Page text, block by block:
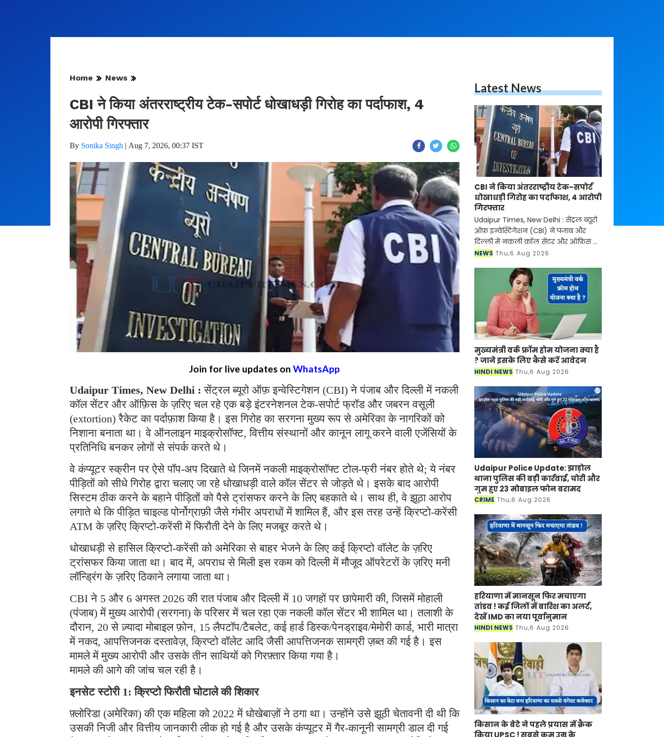
Home News
CBI ने किया अंतरराष्ट्रीय टेक-सपोर्ट धोखाधड़ी गिरोह का पर्दाफाश, 4
आरोपी गिरफ्तार
By Sonika Singh | Aug 7, 2026, 00:37 IST
Join for live updates on WhatsApp
Udaipur Times, New Delhi :सेंट्रल ब्यूरो ऑफ़ इन्वेस्टिगेशन (CBI) ने पंजाब और दिल्ली में नकली
कॉल सेंटर और ऑफ़िस के ज़रिए चल रहे एक बड़े इंटरनेशनल टेक-सपोर्ट फ्रॉड और जबरन वसूली
(extortion) रैकेट का पर्दाफ़ाश किया है। इस गिरोह का सरगना मुख्य रूप से अमेरिका के नागरिकों को
निशाना बनाता था। वे ऑनलाइन माइक्रोसॉफ्ट, वित्तीय संस्थानों और कानून लागू करने वाली एजेंसियों के
प्रतिनिधि बनकर लोगों से संपर्क करते थे।
वे कंप्यूटर स्क्रीन पर ऐसे पॉप-अप दिखाते थे जिनमें नकली माइक्रोसॉफ्ट टोल-फ्री नंबर होते थे; ये नंबर
पीड़ितों को सीधे गिरोह द्वारा चलाए जा रहे धोखाधड़ी वाले कॉल सेंटर से जोड़ते थे। इसके बाद आरोपी
सिस्टम ठीक करने के बहाने पीड़ितों को पैसे ट्रांसफर करने के लिए बहकाते थे। साथ ही, वे झूठा आरोप
लगाते थे कि पीड़ित चाइल्ड पोर्नोग्राफ़ी जैसे गंभीर अपराधों में शामिल हैं, और इस तरह उन्हें क्रिप्टो-करेंसी
ATM के ज़रिए क्रिप्टो-करेंसी में फिरौती देने के लिए मजबूर करते थे।
धोखाधड़ी से हासिल क्रिप्टो-करेंसी को अमेरिका से बाहर भेजने के लिए कई क्रिप्टो वॉलेट के ज़रिए
ट्रांसफर किया जाता था। बाद में, अपराध से मिली इस रकम को दिल्ली में मौजूद ऑपरेटरों के ज़रिए मनी
लॉन्ड्रिंग के ज़रिए ठिकाने लगाया जाता था।
CBI ने 5 और 6 अगस्त 2026 की रात पंजाब और दिल्ली में 10 जगहों पर छापेमारी की, जिसमें मोहाली
(पंजाब) में मुख्य आरोपी (सरगना) के परिसर में चल रहा एक नकली कॉल सेंटर भी शामिल था। तलाशी के
दौरान, 20 से ज़्यादा मोबाइल फ़ोन, 15 लैपटॉप/टैबलेट, कई हार्ड डिस्क/पेनड्राइव/मेमोरी कार्ड, भारी मात्रा
में नकद, आपत्तिजनक दस्तावेज़, क्रिप्टो वॉलेट आदि जैसी आपत्तिजनक सामग्री ज़ब्त की गई है। इस
मामले में मुख्य आरोपी और उसके तीन साथियों को गिरफ़्तार किया गया है।
मामले की आगे की जांच चल रही है।
इनसेट स्टोरी 1: क्रिप्टो फिरौती घोटाले की शिकार
फ़्लोरिडा (अमेरिका) की एक महिला को 2022 में धोखेबाज़ों ने ठगा था। उन्होंने उसे झूठी चेतावनी दी थी कि
उसकी निजी और वित्तीय जानकारी लीक हो गई है और उसके कंप्यूटर में गैर-कानूनी सामग्री डाल दी गई
Latest News
CBI ने किया अंतरराष्ट्रीय टेक-सपोर्ट
धोखाधड़ी गिरोह का पर्दाफाश, 4 आरोपी
गिरफ्तार
Udaipur Times, New Delhi : सेंट्रल ब्यूरो
ऑफ़ इन्वेस्टिगेशन (CBI) ने पंजाब और
दिल्ली में नकली कॉल सेंटर और ऑफ़िस के
ज़रिए चल रहे एक बड़े इंटरनेशनल टेक-
NEWS Thu,6 Aug 2026
मुख्यमंत्री वर्क फ्रॉम होम योजना क्या है
? जाने इसके लिए कैसे करें आवेदन
HINDI NEWS Thu,6 Aug 2026
Udaipur Police Update: झाड़ोल
थाना पुलिस की बड़ी कार्रवाई, चोरी और
गुम हुए 23 मोबाइल फोन बरामद
CRIME Thu,6 Aug 2026
हरियाणा में मानसून फिर मचाएगा
तांडव ! कई जिलों में बारिश का अलर्ट,
देखें IMD का नया पूर्वानुमान
HINDI NEWS Thu,6 Aug 2026
किसान के बेटे ने पहले प्रयास में क्रैक
किया UPSC ! सबसे कम उम्र के